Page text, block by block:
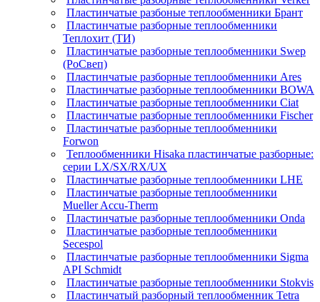
Пластинчатые разбоные теплообменники Брант
Пластинчатые разборные теплообменники
Теплохит (ТИ)
Пластинчатые разборные теплообменники Swep
(РоСвеп)
Пластинчатые разборные теплообменники Ares
Пластинчатые разборные теплообменники BOWA
Пластинчатые разборные теплообменники Ciat
Пластинчатые разборные теплообменники Fischer
Пластинчатые разборные теплообменники
Forwon
Теплообменники Hisaka пластинчатые разборные:
серии LX/SX/RX/UX
Пластинчатые разборные теплообменники LHE
Пластинчатые разборные теплообменники
Mueller Accu-Therm
Пластинчатые разборные теплообменники Onda
Пластинчатые разборные теплообменники
Secespol
Пластинчатые разборные теплообменники Sigma
API Schmidt
Пластинчатые разборные теплообменники Stokvis
Пластинчатый разборный теплообменник Tetra